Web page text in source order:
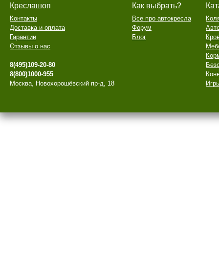
Креслашоп
Контакты
Доставка и оплата
Гарантии
Отзывы о нас
8(495)109-20-80
8(800)1000-955
Москва, Новохорошёвский пр-д, 18
Как выбрать?
Все про автокресла
Форум
Блог